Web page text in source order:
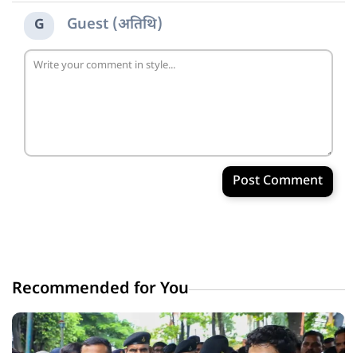
G Guest (अतिथि)
Post Comment
Recommended for You